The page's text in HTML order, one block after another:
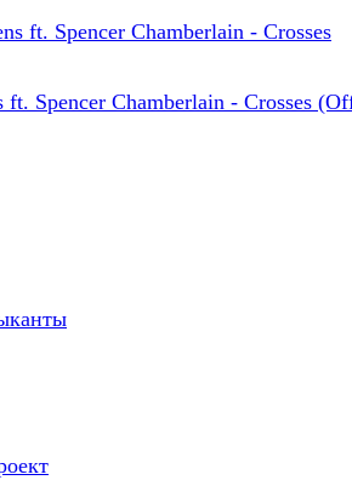
ft. Spencer Chamberlain - Crosses